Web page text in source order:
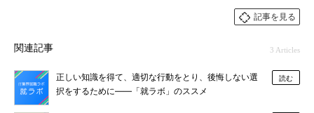
記事を見る
関連記事 3 Articles
正しい知識を得て、適切な行動をとり、後悔しない選
択をするために――「就ラボ」のススメ
読む